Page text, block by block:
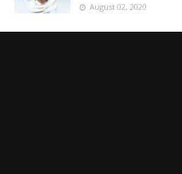
August 02, 2020